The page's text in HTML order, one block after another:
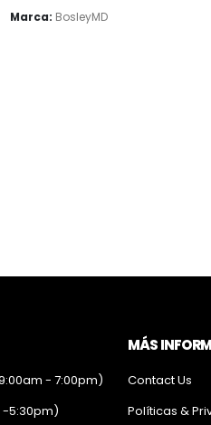
Marca: BosleyMD
- 7:00pm)
-5:30pm)
MÁS
Contact Us
Políticas &